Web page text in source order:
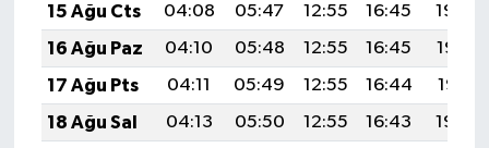
15 Ağu Cts
04:08 05:47 12:55 16:45
19:54
16 Ağu Paz
04:10 05:48 12:55 16:45
19:52
17 Ağu Pts
04:11 05:49 12:55 16:44
19:51
18 Ağu Sal
04:13 05:50 12:55 16:43
19:50